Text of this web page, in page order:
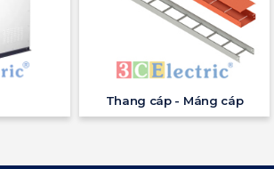
Thang cáp - Máng cáp